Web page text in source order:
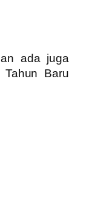
ada juga
Tahun Baru